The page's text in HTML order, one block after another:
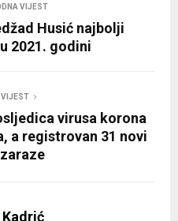
VIJEST
Husić najbolji
2021. godini
VIJEST
virusa korona
a registrovan 31 novi